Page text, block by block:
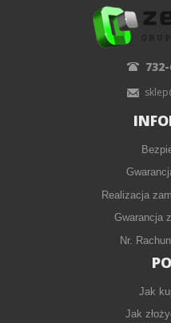
Realizacja
Gwarancja
Nr.
Jak
Jak